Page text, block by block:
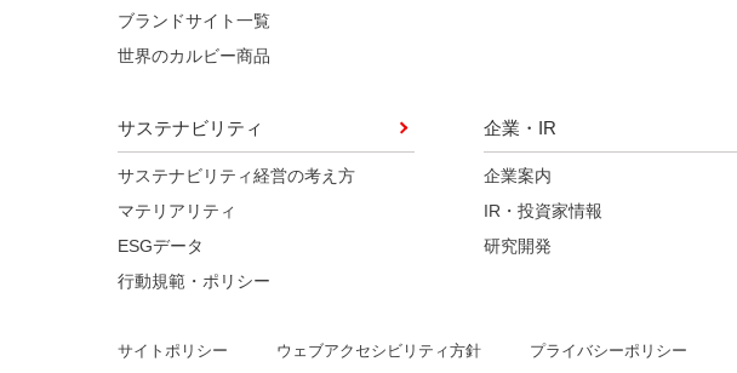
ブランドサイト一覧
世界のカルビー商品
サステナビリティ
サステナビリティ経営の考え方
マテリアリティ
ESGデータ
行動規範・ポリシー
企業・IR
企業案内
IR・投資家情報
研究開発
サイトポリシー ウェブアクセシビリティ方針 プライバシーポリシー